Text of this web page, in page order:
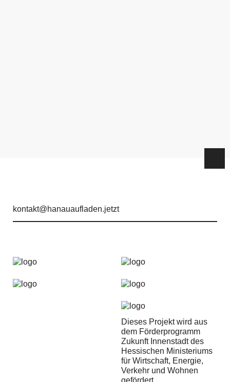
kontakt@hanauaufladen.jetzt
Dieses Projekt wird aus
dem Förderprogramm
Zukunft Innenstadt des
Hessischen Ministeriums
für Wirtschaft, Energie,
Verkehr und Wohnen
gefördert.